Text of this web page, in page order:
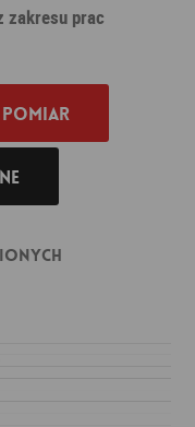
zakresu prac
pomiar